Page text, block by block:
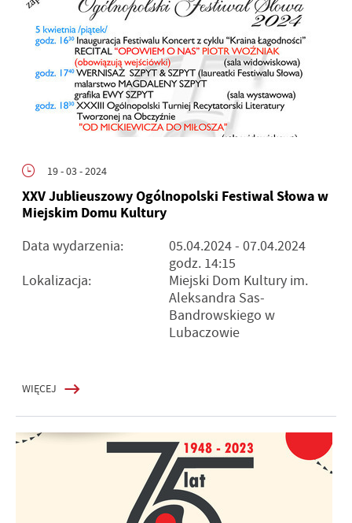
19 - 03 - 2024
XXV Jublieuszowy Ogólnopolski Festiwal Słowa w
Miejskim Domu Kultury
Data wydarzenia: 05.04.2024- 07.04.2024
godz. 14:15
Lokalizacja:
Miejski Dom Kultury im.
Aleksandra Sas-
Bandrowskiego w
Lubaczowie
WIĘCEJ